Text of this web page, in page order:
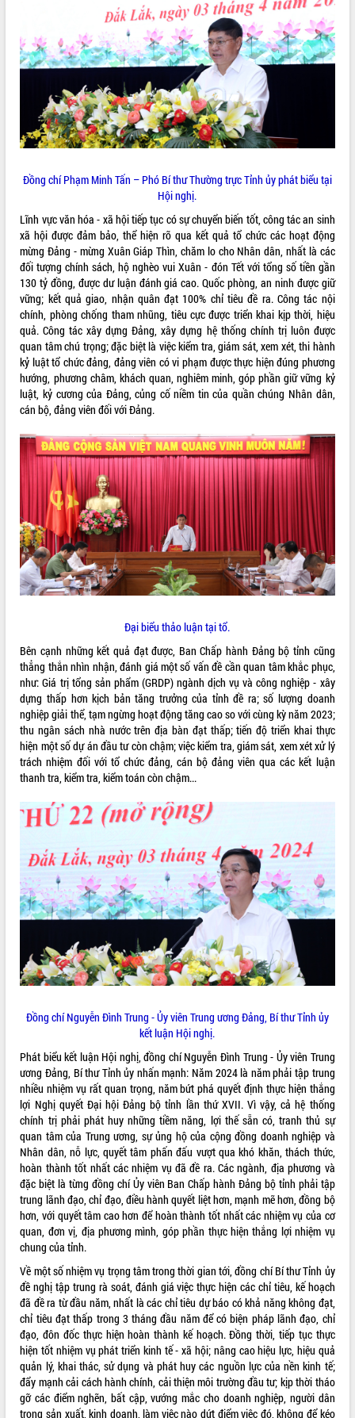
Không có file video nào để phát.
LIÊN KẾT WEB
THỐNG KÊ TRUY CẬP
Hôm nay: 6137
Tất cả: 66091805
Đồng chí Phạm Minh Tấn – Phó Bí thư Thường trực Tỉnh ủy phát biểu tại
Hội nghị.
Lĩnh vực văn hóa - xã hội tiếp tục có sự chuyển biến tốt, công tác an sinh
xã hội được đảm bảo, thể hiện rõ qua kết quả tổ chức các hoạt động
mừng Đảng - mừng Xuân Giáp Thìn, chăm lo cho Nhân dân, nhất là các
đối tượng chính sách, hộ nghèo vui Xuân - đón Tết với tổng số tiền gần
130 tỷ đồng, được dư luận đánh giá cao. Quốc phòng, an ninh được giữ
vững; kết quả giao, nhận quân đạt 100% chỉ tiêu đề ra. Công tác nội
chính, phòng chống tham nhũng, tiêu cực được triển khai kịp thời, hiệu
quả. Công tác xây dựng Đảng, xây dựng hệ thống chính trị luôn được
quan tâm chú trọng; đặc biệt là việc kiểm tra, giám sát, xem xét, thi hành
kỷ luật tổ chức đảng, đảng viên có vi phạm được thực hiện đúng phương
hướng, phương châm, khách quan, nghiêm minh, góp phần giữ vững kỷ
luật, kỷ cương của Đảng, củng cố niềm tin của quần chúng Nhân dân,
cán bộ, đảng viên đối với Đảng.
Đại biểu thảo luận tại tổ.
Bên cạnh những kết quả đạt được, Ban Chấp hành Đảng bộ tỉnh cũng
thẳng thắn nhìn nhận, đánh giá một số vấn đề cần quan tâm khắc phục,
như: Giá trị tổng sản phẩm (GRDP) ngành dịch vụ và công nghiệp - xây
dựng thấp hơn kịch bản tăng trưởng của tỉnh đề ra; số lượng doanh
nghiệp giải thể, tạm ngừng hoạt động tăng cao so với cùng kỳ năm 2023;
thu ngân sách nhà nước trên địa bàn đạt thấp; tiến độ triển khai thực
hiện một số dự án đầu tư còn chậm; việc kiểm tra, giám sát, xem xét xử lý
trách nhiệm đối với tổ chức đảng, cán bộ đảng viên qua các kết luận
thanh tra, kiểm tra, kiểm toán còn chậm...
Đồng chí Nguyễn Đình Trung - Ủy viên Trung ương Đảng, Bí thư Tỉnh ủy
kết luận Hội nghị.
Phát biểu kết luận Hội nghị, đồng chí Nguyễn Đình Trung - Ủy viên Trung
ương Đảng, Bí thư Tỉnh ủy nhấn mạnh: Năm 2024 là năm phải tập trung
nhiều nhiệm vụ rất quan trọng, năm bứt phá quyết định thực hiện thắng
lợi Nghị quyết Đại hội Đảng bộ tỉnh lần thứ XVII. Vì vậy, cả hệ thống
chính trị phải phát huy những tiềm năng, lợi thế sẵn có, tranh thủ sự
quan tâm của Trung ương, sự ủng hộ của cộng đồng doanh nghiệp và
Nhân dân, nỗ lực, quyết tâm phấn đấu vượt qua khó khăn, thách thức,
hoàn thành tốt nhất các nhiệm vụ đã đề ra. Các ngành, địa phương và
đặc biệt là từng đồng chí Ủy viên Ban Chấp hành Đảng bộ tỉnh phải tập
trung lãnh đạo, chỉ đạo, điều hành quyết liệt hơn, mạnh mẽ hơn, đồng bộ
hơn, với quyết tâm cao hơn để hoàn thành tốt nhất các nhiệm vụ của cơ
quan, đơn vị, địa phương mình, góp phần thực hiện thắng lợi nhiệm vụ
chung của tỉnh.
Về một số nhiệm vụ trọng tâm trong thời gian tới, đồng chí Bí thư Tỉnh ủy
đề nghị tập trung rà soát, đánh giá việc thực hiện các chỉ tiêu, kế hoạch
đã đề ra từ đầu năm, nhất là các chỉ tiêu dự báo có khả năng không đạt,
chỉ tiêu đạt thấp trong 3 tháng đầu năm để có biện pháp lãnh đạo, chỉ
đạo, đôn đốc thực hiện hoàn thành kế hoạch. Đồng thời, tiếp tục thực
hiện tốt nhiệm vụ phát triển kinh tế - xã hội; nâng cao hiệu lực, hiệu quả
quản lý, khai thác, sử dụng và phát huy các nguồn lực của nền kinh tế;
đẩy mạnh cải cách hành chính, cải thiện môi trường đầu tư; kịp thời tháo
gỡ các điểm nghẽn, bất cập, vướng mắc cho doanh nghiệp, người dân
trong sản xuất, kinh doanh, làm việc nào dứt điểm việc đó, không để kéo